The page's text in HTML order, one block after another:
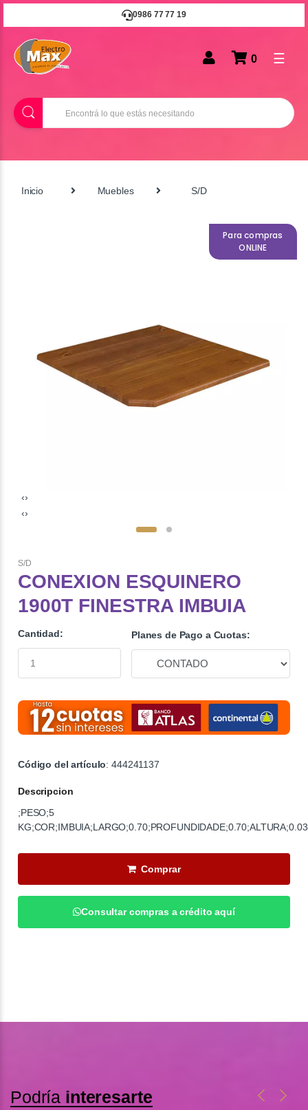
0986 77 77 19
B
u
0 ☰
Inicio Muebles S/D
Para compras
ONLINE
‹›
‹›
S/D
CONEXION ESQUINERO
1900T FINESTRA IMBUIA
Cantidad: Planes de Pago a Cuotas:
Código del artículo: 444241137
Descripcion
;PESO;5
KG;COR;IMBUIA;LARGO;0.70;PROFUNDIDADE;0.70;ALTURA;0.03
Comprar
Consultar compras a crédito aquí
Podría interesarte